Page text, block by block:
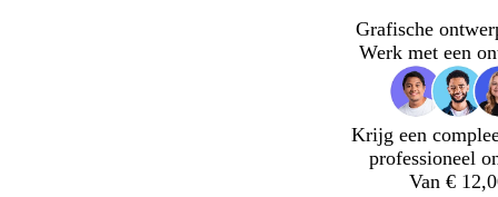
Grafische
Werk met een
Krijg een
professioneel
Van €